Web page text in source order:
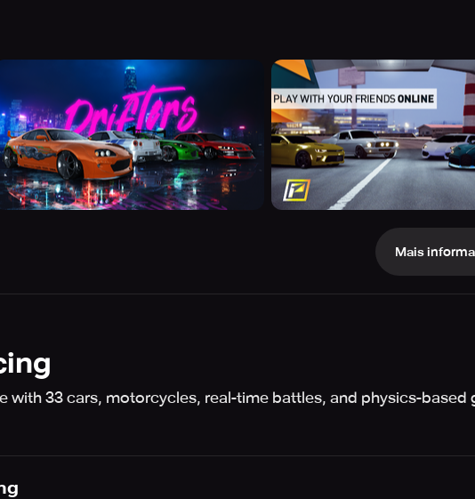
Mais
with 33 cars, motorcycles, real-time battles, and physics-based